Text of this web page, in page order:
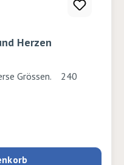
Herzen
Grössen. 240